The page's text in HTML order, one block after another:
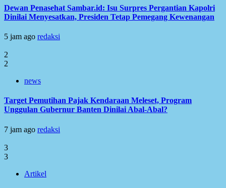
Dewan Penasehat Sambar.id: Isu Surpres Pergantian Kapolri
Dinilai Menyesatkan, Presiden Tetap Pemegang Kewenangan
5 jam ago redaksi
2
2
news
Target Pemutihan Pajak Kendaraan Meleset, Program
Unggulan Gubernur Banten Dinilai Abal-Abal?
7 jam ago redaksi
3
3
Artikel